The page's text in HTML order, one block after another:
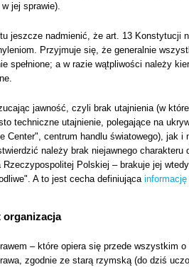
jej sprawie).
tu jeszcze nadmienić, że art. 13 Konstytucji
Przyjmuje się, że generalnie
spełnione; a w razie wątpliwości należy
jawność, czyli brak utajnienia (w
techniczne utajnienie, polegające na
Center", centrum handlu światowego), jak
należy brak niejawnego
Rzeczypospolitej Polskiej – brakuje jej
A to jest cecha definiująca informację
organizacja
– które opiera się przede wszystkim
zgodnie ze starą rzymską (do dziś